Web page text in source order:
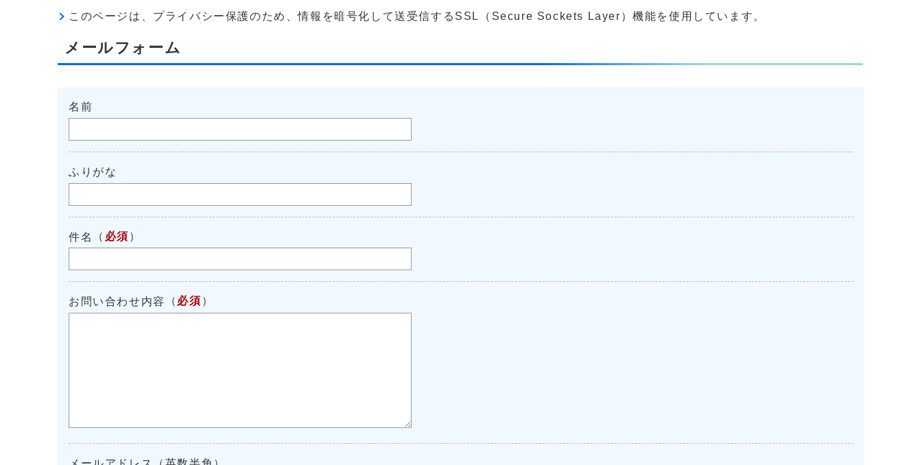
このページは、プライバシー保護のため、情報を暗号化して送受信するSSL（Secure Sockets Layer）機能を使用しています。
メールフォーム
名前
ふりがな
件名 （ 必須 ）
お問い合わせ内容 （ 必須 ）